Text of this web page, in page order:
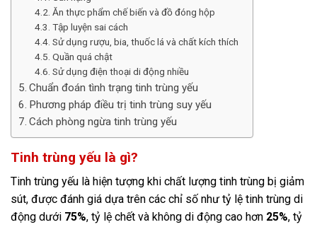
Ăn thực phẩm chế biến và đồ đóng hộp
Tập luyện sai cách
Sử dụng rượu, bia, thuốc lá và chất kích thích
Quần quá chật
Sử dụng điện thoại di động nhiều
Chuẩn đoán tình trạng tinh trùng yếu
Phương pháp điều trị tinh trùng suy yếu
Cách phòng ngừa tinh trùng yếu
Tinh trùng yếu là gì?
Tinh trùng yếu là hiện tượng khi chất lượng tinh trùng bị giảm
sút, được đánh giá dựa trên các chỉ số như tỷ lệ tinh trùng di
động dưới 75%, tỷ lệ chết và không di động cao hơn 25%, tỷ